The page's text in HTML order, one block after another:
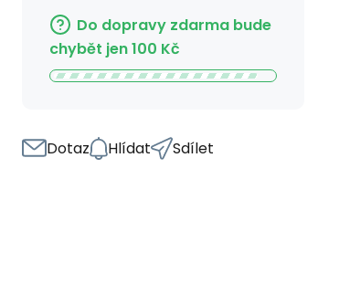
Do dopravy zdarma bude
chybět jen100 Kč
Dotaz Hlídat Sdílet